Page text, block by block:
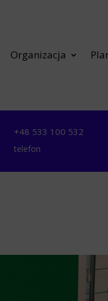
Organizacja
+48 ‭533 100 532
telefon